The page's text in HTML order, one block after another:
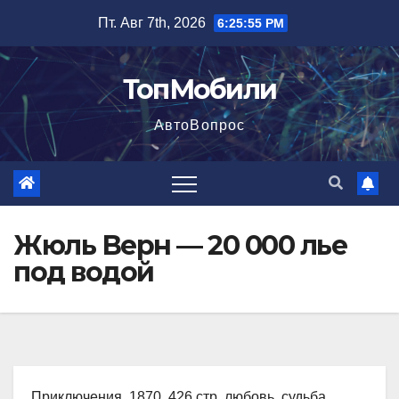
содержимому
Пт. Авг 7th, 2026 6:25:56 PM
ТопМобили
АвтоВопрос
Жюль Верн — 20 000 лье
под водой